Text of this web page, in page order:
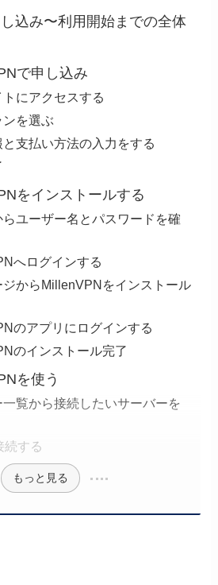
込み〜利用開始までの全体
で申し込み
にアクセスする
ンを選ぶ
支払い方法の入力をする
をインストールする
らユーザー名とパスワードを確
へログインする
ジからMillenVPNをインストール
のアプリにログインする
のインストール完了
を使う
覧から接続したいサーバーを
続する
もっと見る